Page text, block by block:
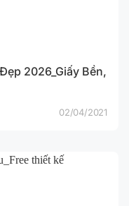
2026_Giấy Bền,
02/04/2021